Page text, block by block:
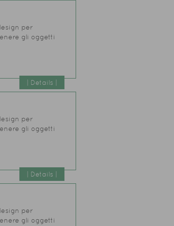
per
gli oggetti
| Details |
per
gli oggetti
| Details |
per
gli oggetti